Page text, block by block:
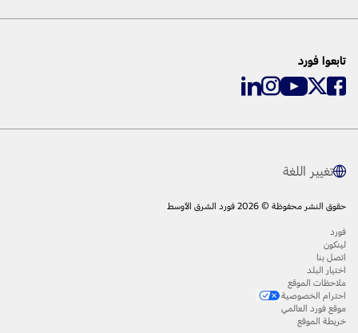
تابعوا فورد
تغيير اللغة
حقوق النشر محفوظة © 2026 فورد الشرق الأوسط
فورد
لينكون
اتصل بنا
اختيار البلد
ملاحظات الموقع
احترام الخصوصية
موقع فورد العالمي
خريطة الموقع